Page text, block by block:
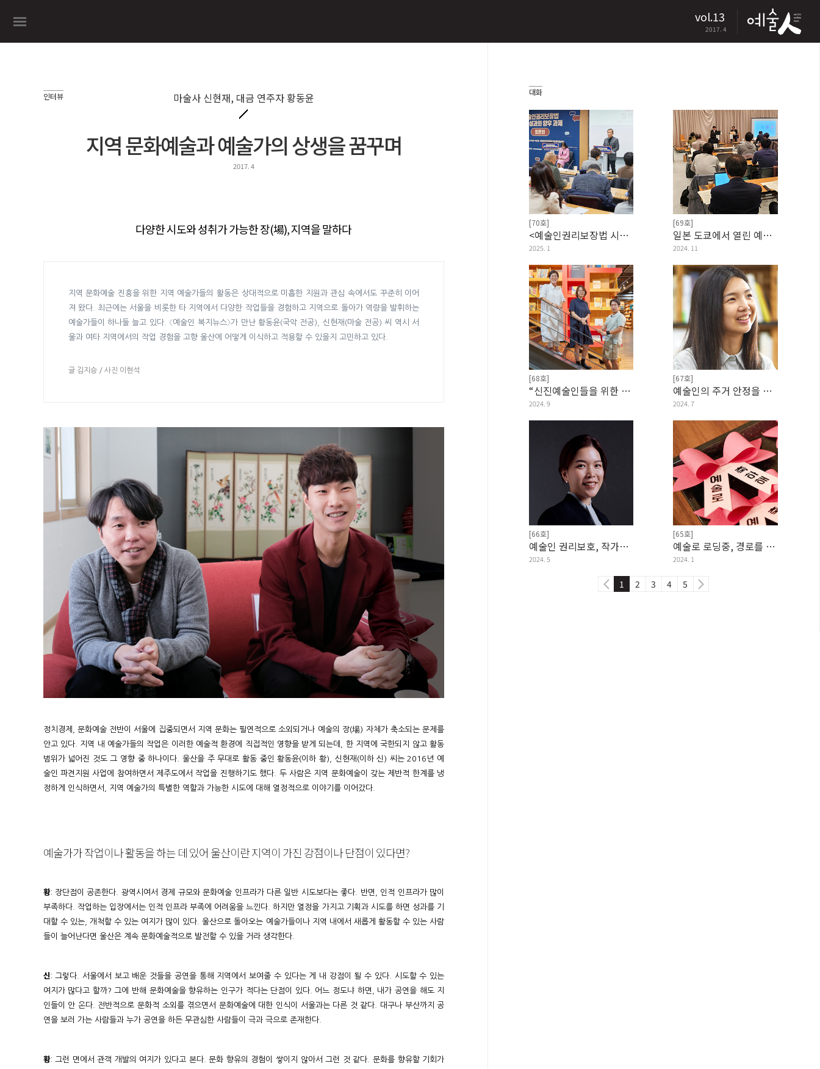
vol.13
2017. 4
인터뷰 마술사 신현재, 대금 연주자 황동윤
지역 문화예술과 예술가의 상생을 꿈꾸며
2017. 4
다양한 시도와 성취가 가능한 장(場), 지역을 말하다
지역 문화예술 진흥을 위한 지역 예술가들의 활동은 상대적으로 미흡한 지원과 관심 속에서도 꾸준히 이어
져 왔다. 최근에는 서울을 비롯한 타 지역에서 다양한 작업들을 경험하고 지역으로 돌아가 역량을 발휘하는
예술가들이 하나둘 늘고 있다. 〈예술인 복지뉴스〉가 만난 황동윤(국악 전공), 신현재(마술 전공) 씨 역시 서
울과 여타 지역에서의 작업 경험을 고향 울산에 어떻게 이식하고 적용할 수 있을지 고민하고 있다.
글 김지승 / 사진 이현석
정치경제, 문화예술 전반이 서울에 집중되면서 지역 문화는 필연적으로 소외되거나 예술의 장(場) 자체가 축소되는 문제를
안고 있다. 지역 내 예술가들의 작업은 이러한 예술적 환경에 직접적인 영향을 받게 되는데, 한 지역에 국한되지 않고 활동
범위가 넓어진 것도 그 영향 중 하나이다. 울산을 주 무대로 활동 중인 황동윤(이하 황), 신현재(이하 신) 씨는 2016년 예
술인 파견지원 사업에 참여하면서 제주도에서 작업을 진행하기도 했다. 두 사람은 지역 문화예술이 갖는 제반적 한계를 냉
정하게 인식하면서, 지역 예술가의 특별한 역할과 가능한 시도에 대해 열정적으로 이야기를 이어갔다.
예술가가 작업이나 활동을 하는 데 있어 울산이란 지역이 가진 강점이나 단점이 있다면?
황: 장단점이 공존한다. 광역시여서 경제 규모와 문화예술 인프라가 다른 일반 시도보다는 좋다. 반면, 인적 인프라가 많이
부족하다. 작업하는 입장에서는 인적 인프라 부족에 어려움을 느낀다. 하지만 열정을 가지고 기획과 시도를 하면 성과를 기
대할 수 있는, 개척할 수 있는 여지가 많이 있다. 울산으로 돌아오는 예술가들이나 지역 내에서 새롭게 활동할 수 있는 사람
들이 늘어난다면 울산은 계속 문화예술적으로 발전할 수 있을 거라 생각한다.
신: 그렇다. 서울에서 보고 배운 것들을 공연을 통해 지역에서 보여줄 수 있다는 게 내 강점이 될 수 있다. 시도할 수 있는
여지가 많다고 할까? 그에 반해 문화예술을 향유하는 인구가 적다는 단점이 있다. 어느 정도냐 하면, 내가 공연을 해도 지
인들이 안 온다. 전반적으로 문화적 소외를 겪으면서 문화예술에 대한 인식이 서울과는 다른 것 같다. 대구나 부산까지 공
연을 보러 가는 사람들과 누가 공연을 하든 무관심한 사람들이 극과 극으로 존재한다.
황: 그런 면에서 관객 개발의 여지가 있다고 본다. 문화 향유의 경험이 쌓이지 않아서 그런 것 같다. 문화를 향유할 기회가
대화
[70호]
<예술인권리보장법 시행 성과와 향후 과제...
2025. 1
[69호]
일본 도쿄에서 열린 예술인복지정책 세미나 현장
2024. 11
[68호]
“신진예술인들을 위한 인프라를 마련해주는 역할...
2024. 9
[67호]
예술인의 주거 안정을 돕는 유일무이한 대출이에...
2024. 7
[66호]
예술인 권리보호, 작가이자 변호사로 말하기
2024. 5
[65호]
예술로 로딩중, 경로를 재탐색합니다
2024. 1
1 2 3 4 5